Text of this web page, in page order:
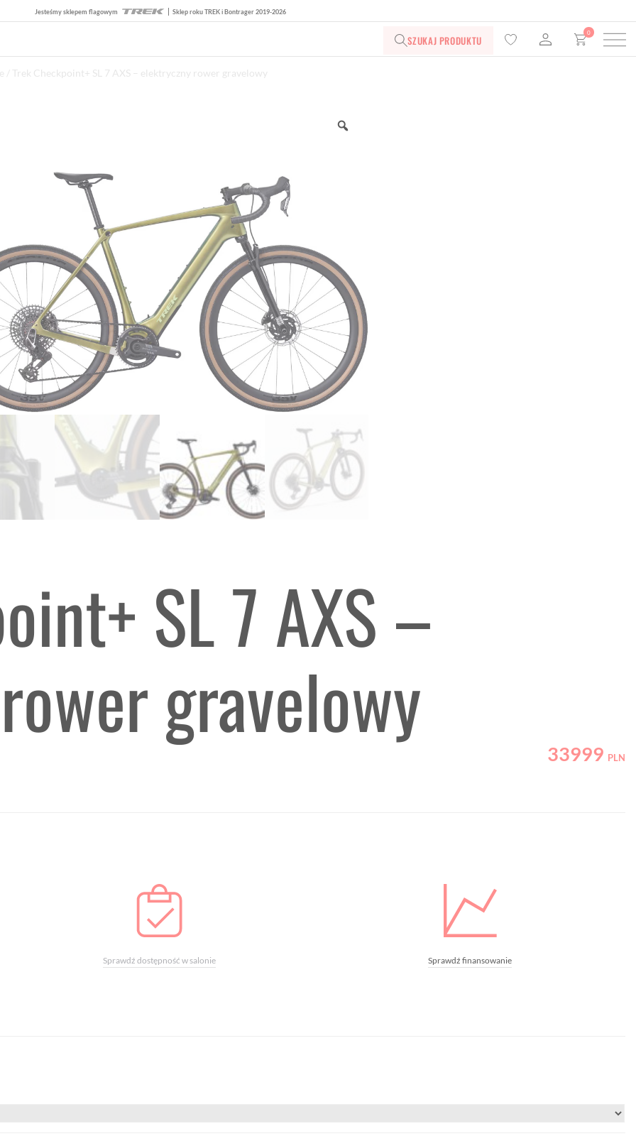
Jesteśmy sklepem flagowym Sklep roku TREK i Bontrager 2019-2026
SZUKAJ PRODUKTU
0
/ Trek Checkpoint+ SL 7 AXS – elektryczny rower gravelowy
SL 7 AXS –
gravelowy
33999 PLN
Sprawdź dostępność w salonie Sprawdź finansowanie